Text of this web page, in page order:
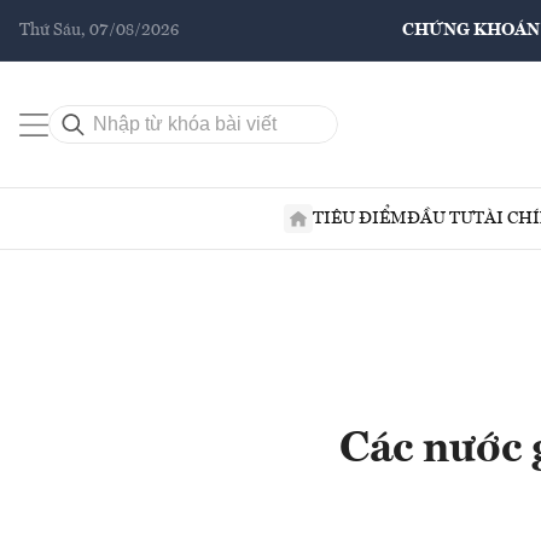
Thứ Sáu, 07/08/2026 CHỨNG KHOÁN
TIÊU ĐIỂMĐẦU TƯTÀI
Các nước